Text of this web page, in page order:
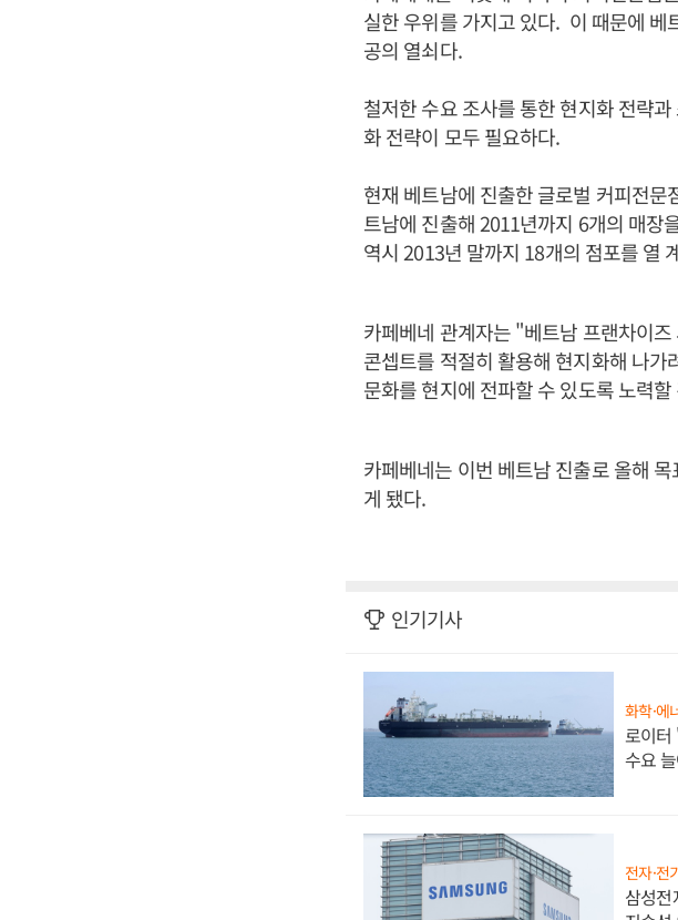
실한 우위를 가지고 있다. 이 때문에 베
공의 열쇠다.
철저한 수요 조사를 통한 현지화 전략
화 전략이 모두 필요하다.
현재 베트남에 진출한 글로벌 커피전
트남에 진출해 2011년까지 6개의 매장
역시 2013년 말까지 18개의 점포를 열
카페베네 관계자는 "베트남 프랜차이
콘셉트를 적절히 활용해 현지화해 나
문화를 현지에 전파할 수 있도록 노력
카페베네는 이번 베트남 진출로 올해
게 됐다.
인기기사
화학·에
로이터
수요
전자·전
삼성전